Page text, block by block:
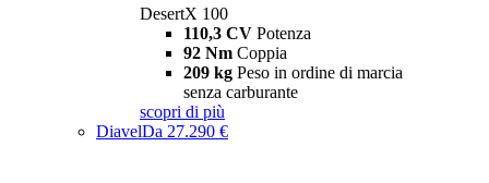
DesertX 100
110,3 CV Potenza
92 Nm Coppia
209 kg Peso in ordine di marcia
senza carburante
scopri di più
DiavelDa 27.290 €